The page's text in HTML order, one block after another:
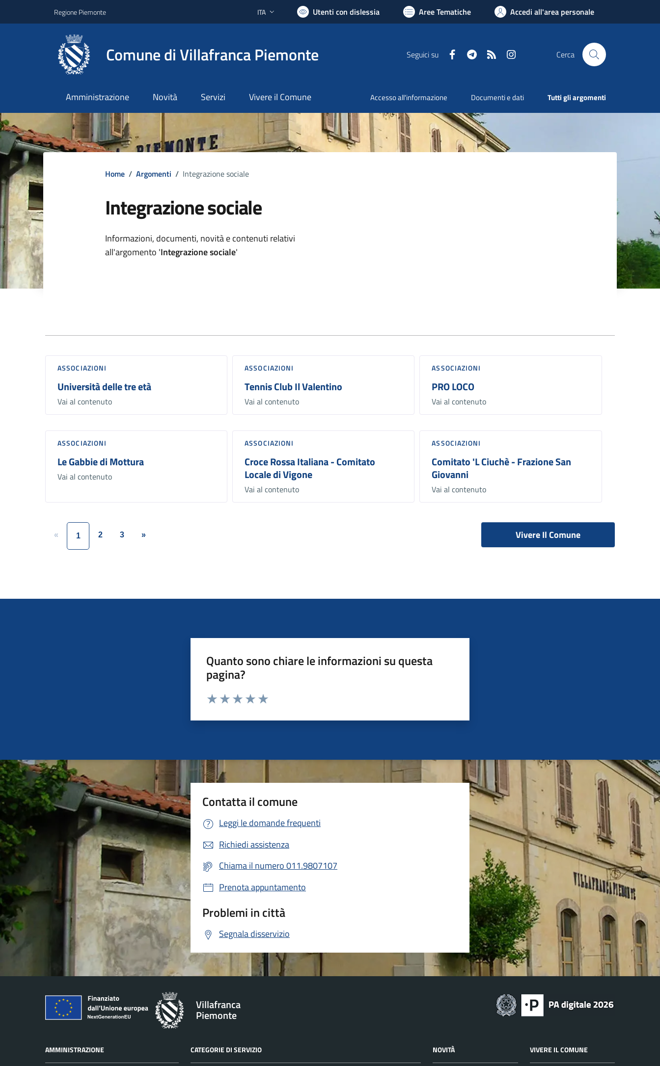
Regione Piemonte Lingua attiva:
ITA Utenti con dislessia Aree Tematiche Accedi all'area personale
Comune di Villafranca Piemonte Seguici su FacebookTelegramRSS Cerca
Amministrazione Novità Servizi Vivere il Comune Accesso all'informazione Documenti e dati Tutti gli argomenti
Home / Argomenti / Integrazione sociale
Integrazione sociale
Dettagli argomento
Informazioni, documenti, novità e contenuti relativi
all'argomento 'Integrazione sociale'
ASSOCIAZIONI
Università delle tre età
Vai al contenuto
ASSOCIAZIONI
Tennis Club Il Valentino
Vai al contenuto
ASSOCIAZIONI
PRO LOCO
Vai al contenuto
ASSOCIAZIONI
Le Gabbie di Mottura
Vai al contenuto
ASSOCIAZIONI
Croce Rossa Italiana - Comitato
Locale di Vigone
Vai al contenuto
ASSOCIAZIONI
Comitato 'L Ciuchè - Frazione San
Giovanni
Vai al contenuto
« 1 2 3 » Vivere Il Comune
Quanto sono chiare le informazioni su questa
pagina?
Valuta da 1 a 5 stelle la pagina
Contatta il comune
Leggi le domande frequenti
Richiedi assistenza
Chiama il numero 011.9807107
Prenota appuntamento
Problemi in città
Segnala disservizio
Villafranca
Piemonte
AMMINISTRAZIONE CATEGORIE DI SERVIZIO NOVITÀ VIVERE IL COMUNE